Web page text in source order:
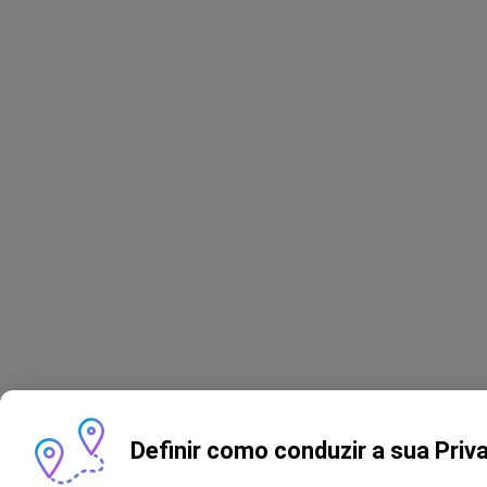
Definir como conduzir a sua